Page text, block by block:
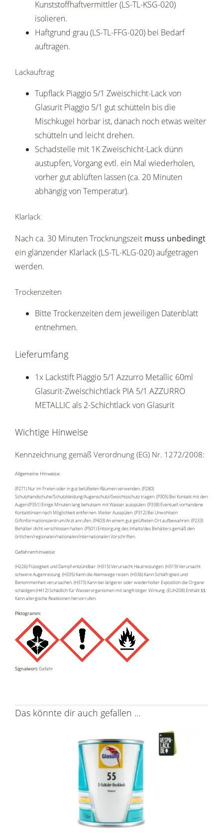
Kunststoffhaftvermittler (LS-TL-KSG-020)
isolieren.
Haftgrund grau (LS-TL-FFG-020) bei Bedarf
auftragen.
Lackauftrag
Tupflack Piaggio 5/1 Zweischicht-Lack von
Glasurit Piaggio 5/1 gut schütteln bis die
Mischkugel hörbar ist, danach noch etwas weiter
schütteln und leicht drehen.
Schadstelle mit 1K Zweischicht-Lack dünn
austupfen, Vorgang evtl. ein Mal wiederholen,
vorher gut ablüften lassen (ca. 20 Minuten
abhängig von Temperatur).
Klarlack
Nach ca. 30 Minuten Trocknungszeit muss unbedingt
ein glänzender Klarlack (LS-TL-KLG-020) aufgetragen
werden.
Trockenzeiten
Bitte Trockenzeiten dem jeweiligen Datenblatt
entnehmen.
Lieferumfang
1x Lackstift Piaggio 5/1 Azzurro Metallic 60ml
Glasurit-Zweischichtlack PIA 5/1 AZZURRO
METALLIC als 2-Schichtlack von Glasurit
Wichtige Hinweise
Kennzeichnung gemäß Verordnung (EG) Nr. 1272/2008:
Allgemeine Hinweise:
(P271) Nur im Freien oder in gut belüfteten Räumen verwenden. (P280)
Schutzhandschuhe/Schutzkleidung/Augenschutz/Gesichtsschutz tragen. (P305) Bei Kontakt mit den
Augen:(P351) Einige Minuten lang behutsam mit Wasser ausspülen. (P338) Eventuell vorhandene
Kontaktlinsen nach Möglichkeit entfernen. Weiter Ausspülen. (P312) Bei Unwohlsein
Giftinformationszentrum/Arzt anrufen. (P403) An einem gut gelüfteten Ort aufbewahren. (P233)
Behälter dicht verschlossen halten. (P501) Entsorgung des Inhalts/des Behälters gemäß den
örtlichen/regionalen/nationalen/internationalen Vorschriften.
Gefahrenhinweise:
(H226) Flüssigkeit und Dampf entzündbar. (H315) Verursacht Hautreizungen. (H319) Verursacht
schwere Augenreizung. (H335) Kann die Atemwege reizen. (H336) Kann Schläfrigkeit und
Benommenheit verursachen. (H373) Kann bei längerer oder wiederholter Exposition die Organe
schädigen.(H412) Schädlich für Wasserorganismen mit langfristiger Wirkung. (EUH208) Enthält $$.
Kann allergische Reaktionen hervorrufen.
Piktogramm:
Signalwort:Gefahr
Das könnte dir auch gefallen …